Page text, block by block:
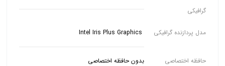
گرافیکی
مدل پردازنده گرافیکی
حافظه اختصاصی
بدون حافظه اختصاصی